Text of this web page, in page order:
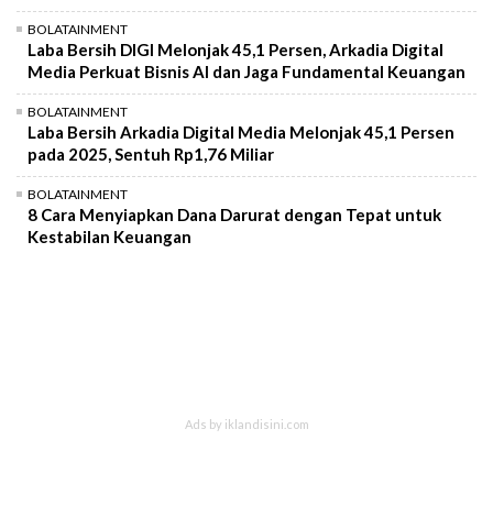
BOLATAINMENT
Laba Bersih DIGI Melonjak 45,1 Persen, Arkadia Digital
Media Perkuat Bisnis AI dan Jaga Fundamental Keuangan
BOLATAINMENT
Laba Bersih Arkadia Digital Media Melonjak 45,1 Persen
pada 2025, Sentuh Rp1,76 Miliar
BOLATAINMENT
8 Cara Menyiapkan Dana Darurat dengan Tepat untuk
Kestabilan Keuangan